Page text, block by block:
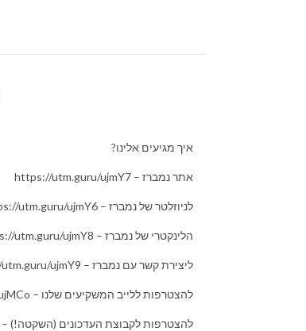
איך מגיעים אלינו?
אתר נמברז – https://utm.guru/ujmY7
לניוזלטר של נמברז – https://utm.guru/ujmY6
הלינקטרי של נמברז – https://utm.guru/ujmY8
ליצירת קשר עם נמברז – https://utm.guru/ujmY9
להצטרפות ללייב המשקיעים שלנו – https://utm.guru/ujMCo
להצטרפות לקבוצת העדכונים (השקטה!) – https://utm.guru/ujmZa